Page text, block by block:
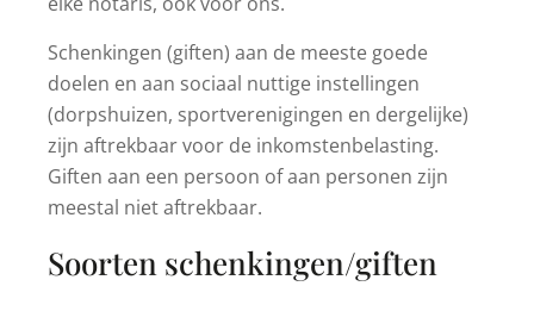
Schenkingen (giften) aan de meeste goede
doelen en aan sociaal nuttige instellingen
(dorpshuizen, sportverenigingen en dergelijke)
zijn aftrekbaar voor de inkomstenbelasting.
Giften aan een persoon of aan personen zijn
meestal niet aftrekbaar.
Soorten schenkingen/giften